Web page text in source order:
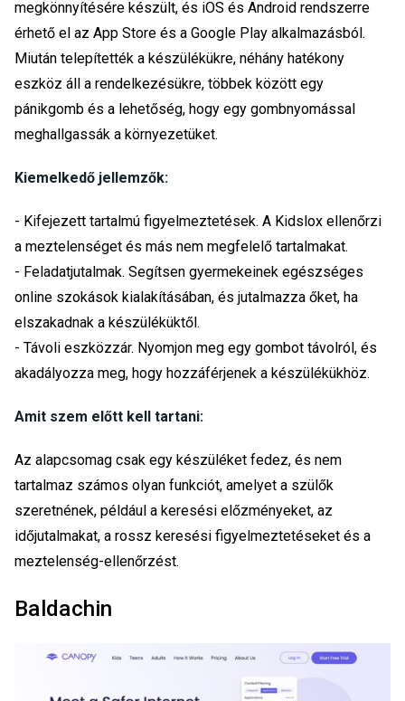
megkönnyítésére készült, és iOS és Android rendszerre
érhető el az App Store és a Google Play alkalmazásból.
Miután telepítették a készülékükre, néhány hatékony
eszköz áll a rendelkezésükre, többek között egy
pánikgomb és a lehetőség, hogy egy gombnyomással
meghallgassák a környezetüket.
Kiemelkedő jellemzők:
- Kifejezett tartalmú figyelmeztetések. A Kidslox ellenőrzi
a meztelenséget és más nem megfelelő tartalmakat.
- Feladatjutalmak. Segítsen gyermekeinek egészséges
online szokások kialakításában, és jutalmazza őket, ha
elszakadnak a készüléküktől.
- Távoli eszközzár. Nyomjon meg egy gombot távolról, és
akadályozza meg, hogy hozzáférjenek a készülékükhöz.
Amit szem előtt kell tartani:
Az alapcsomag csak egy készüléket fedez, és nem
tartalmaz számos olyan funkciót, amelyet a szülők
szeretnének, például a keresési előzményeket, az
időjutalmakat, a rossz keresési figyelmeztetéseket és a
meztelenség-ellenőrzést.
Baldachin